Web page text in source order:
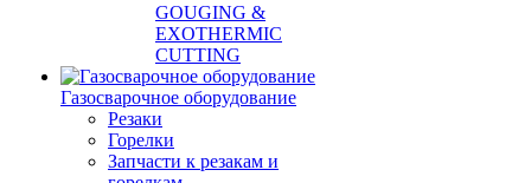
GOUGING &
EXOTHERMIC
CUTTING
Газосварочное оборудование
Резаки
Горелки
Запчасти к резакам и